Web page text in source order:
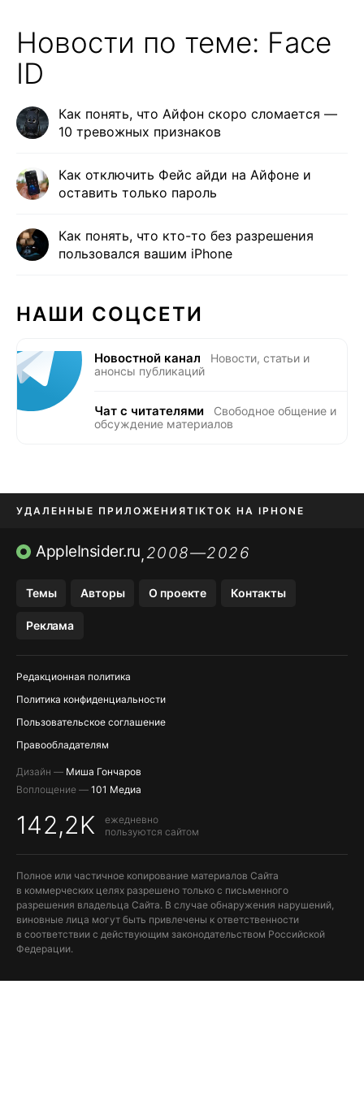
Новости по теме: Face
ID
Как понять, что Айфон скоро сломается —
10 тревожных признаков
Как отключить Фейс айди на Айфоне и
оставить только пароль
Как понять, что кто-то без разрешения
пользовался вашим iPhone
НАШИ СОЦСЕТИ
Новостной канал
Новости, статьи и
анонсы публикаций
Чат с читателями
Свободное общение и
обсуждение материалов
УДАЛЕННЫЕ ПРИЛОЖЕНИЯTIKTOK НА IPHONE
ПРИЛОЖЕНИЯ БЕЗ APP STORE
AppleInsider.ru,2008—2026
Темы Авторы О проекте Контакты
Реклама
Редакционная политика
Политика конфиденциальности
Пользовательское соглашение
Правообладателям
Дизайн — Миша Гончаров
Воплощение — 101 Медиа
142,2K
ежедневно
пользуются сайтом
Полное или частичное копирование материалов Сайта
в коммерческих целях разрешено только с письменного
разрешения владельца Сайта. В случае обнаружения нарушений,
виновные лица могут быть привлечены к ответственности
в соответствии с действующим законодательством Российской
Федерации.